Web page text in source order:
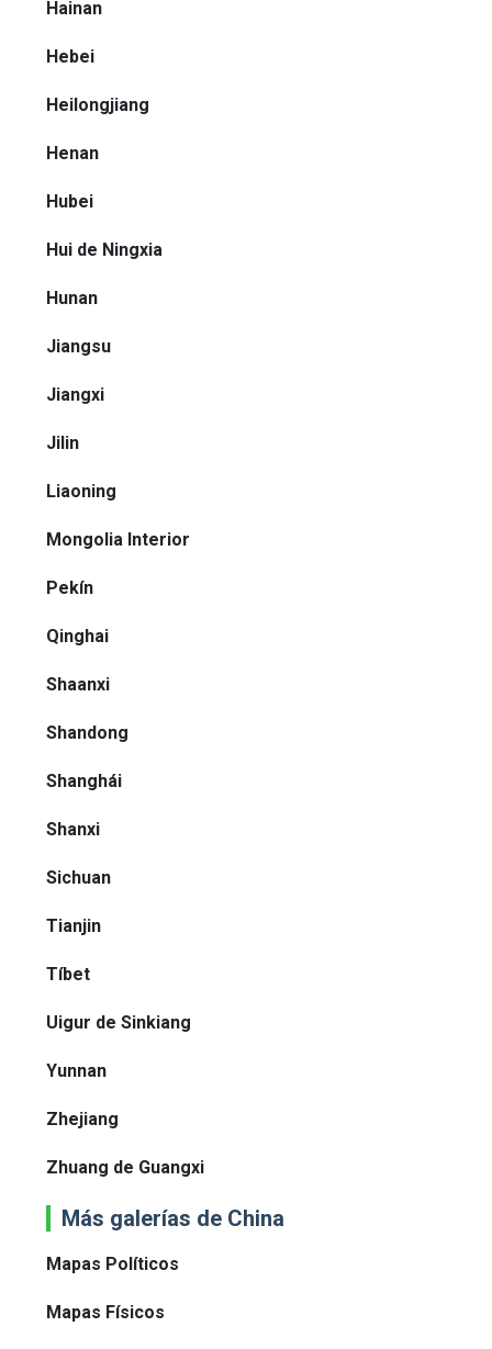
Hainan
Hebei
Heilongjiang
Henan
Hubei
Hui de Ningxia
Hunan
Jiangsu
Jiangxi
Jilin
Liaoning
Mongolia Interior
Pekín
Qinghai
Shaanxi
Shandong
Shanghái
Shanxi
Sichuan
Tianjin
Tíbet
Uigur de Sinkiang
Yunnan
Zhejiang
Zhuang de Guangxi
Más galerías de China
Mapas Políticos
Mapas Físicos